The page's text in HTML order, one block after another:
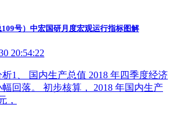
号）中宏国研月度宏观运行指标图解
20:54:22
1、 国内生产总值 2018 年四季度经济
回落。 初步核算， 2018 年国内生产
，